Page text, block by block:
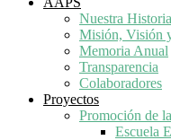
Nuestra Historia
Misión, Visión
Memoria Anual
Transparencia
Colaboradores
Proyectos
Promoción de
Escuela